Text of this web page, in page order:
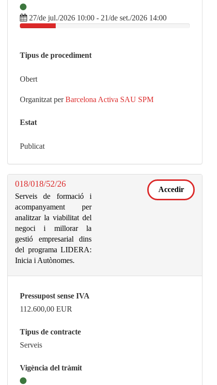
27/de jul./2026 10:00 - 21/de set./2026 14:00
Tipus de procediment
Obert
Organitzat per Barcelona Activa SAU SPM
Estat
Publicat
018/018/52/26
Serveis de formació i
acompanyament per
analitzar la viabilitat del
negoci i millorar la
gestió empresarial dins
del programa LIDERA:
Inicia i Autònomes.
Accedir
Pressupost sense IVA
112.600,00 EUR
Tipus de contracte
Serveis
Vigència del tràmit